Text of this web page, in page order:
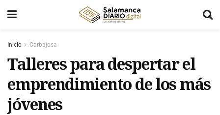
Inicio Carbajosa
Talleres para despertar el
emprendimiento de los más
jóvenes